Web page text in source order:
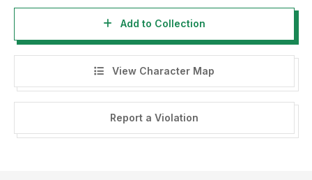
- Here is the link to purchase full version and commercial
By installing or using this font, you are agree to the Product
Usage Agreement:
- This demo font is ONLY for PERSONAL USE. NO
Add to Collection
View Character Map
Report a Violation